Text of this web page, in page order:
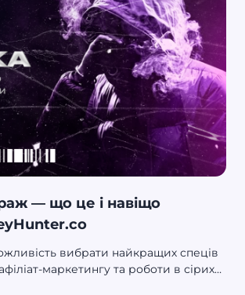
— що це і навіщо
вибрати найкращих спеців
маркетингу та роботи в сірих